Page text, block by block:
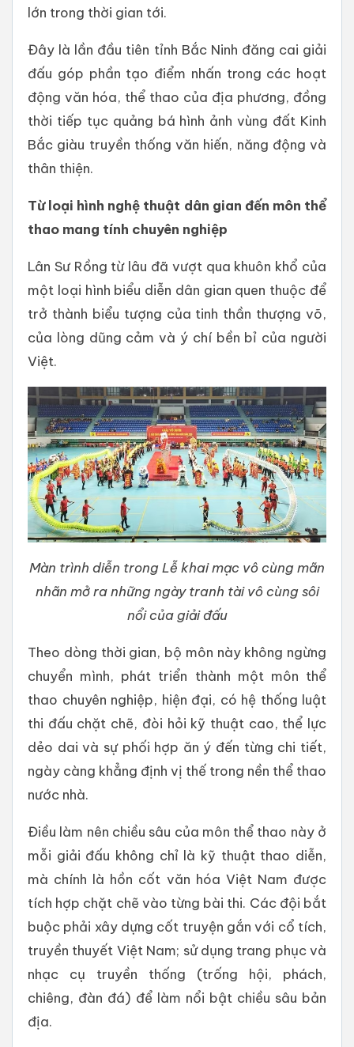
lớn trong thời gian tới.
Đây là lần đầu tiên tỉnh Bắc Ninh đăng cai giải
đấu góp phần tạo điểm nhấn trong các hoạt
động văn hóa, thể thao của địa phương, đồng
thời tiếp tục quảng bá hình ảnh vùng đất Kinh
Bắc giàu truyền thống văn hiến, năng động và
thân thiện.
Từ loại hình nghệ thuật dân gian đến môn thể
thao mang tính chuyên nghiệp
Lân Sư Rồng từ lâu đã vượt qua khuôn khổ của
một loại hình biểu diễn dân gian quen thuộc để
trở thành biểu tượng của tinh thần thượng võ,
của lòng dũng cảm và ý chí bền bỉ của người
Việt.
Màn trình diễn trong Lễ khai mạc vô cùng mãn
nhãn mở ra những ngày tranh tài vô cùng sôi
nổi của giải đấu
Theo dòng thời gian, bộ môn này không ngừng
chuyển mình, phát triển thành một môn thể
thao chuyên nghiệp, hiện đại, có hệ thống luật
thi đấu chặt chẽ, đòi hỏi kỹ thuật cao, thể lực
dẻo dai và sự phối hợp ăn ý đến từng chi tiết,
ngày càng khẳng định vị thế trong nền thể thao
nước nhà.
Điều làm nên chiều sâu của môn thể thao này ở
mỗi giải đấu không chỉ là kỹ thuật thao diễn,
mà chính là hồn cốt văn hóa Việt Nam được
tích hợp chặt chẽ vào từng bài thi. Các đội bắt
buộc phải xây dựng cốt truyện gắn với cổ tích,
truyền thuyết Việt Nam; sử dụng trang phục và
nhạc cụ truyền thống (trống hội, phách,
chiêng, đàn đá) để làm nổi bật chiều sâu bản
địa.